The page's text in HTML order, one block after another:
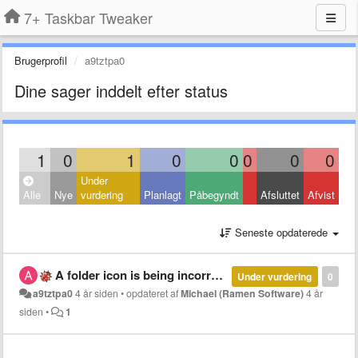
7+ Taskbar Tweaker
Brugerprofil a9tztpa0
Dine sager inddelt efter status
1 0 1 0 0 0 0 0
Alle Nye
Under
vurdering
Planlagt Påbegyndt Afsluttet Afvist
Seneste opdaterede
0
Under vurdering
A folder icon is being incorrectly displayed
a9tztpa04 år siden •opdateret afMichael (Ramen Software)4 år
siden • 1